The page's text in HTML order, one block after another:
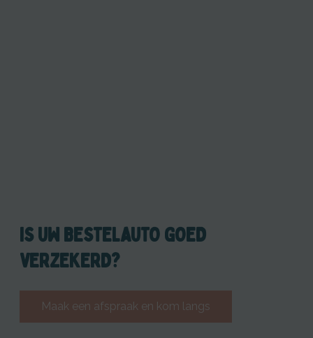
IS UW BESTELAUTO GOED
VERZEKERD?
Maak een afspraak en kom langs